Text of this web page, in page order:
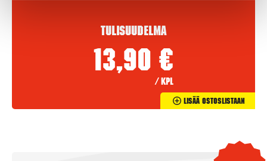
Tulisuudelma
13,90 €
/ kpl
Lisää Ostoslistaan